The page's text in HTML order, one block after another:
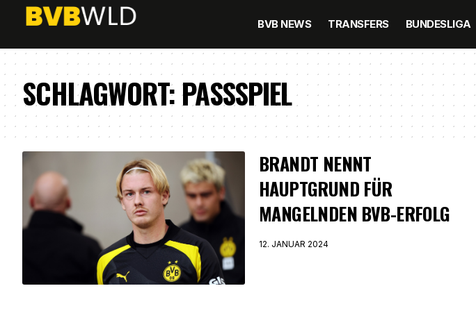
BVB NEWS TRANSFERS BUNDESLIGA
SCHLAGWORT:PASSSPIEL
BRANDT NENNT
HAUPTGRUND FÜR
MANGELNDEN BVB-ERFOLG
12. JANUAR 2024